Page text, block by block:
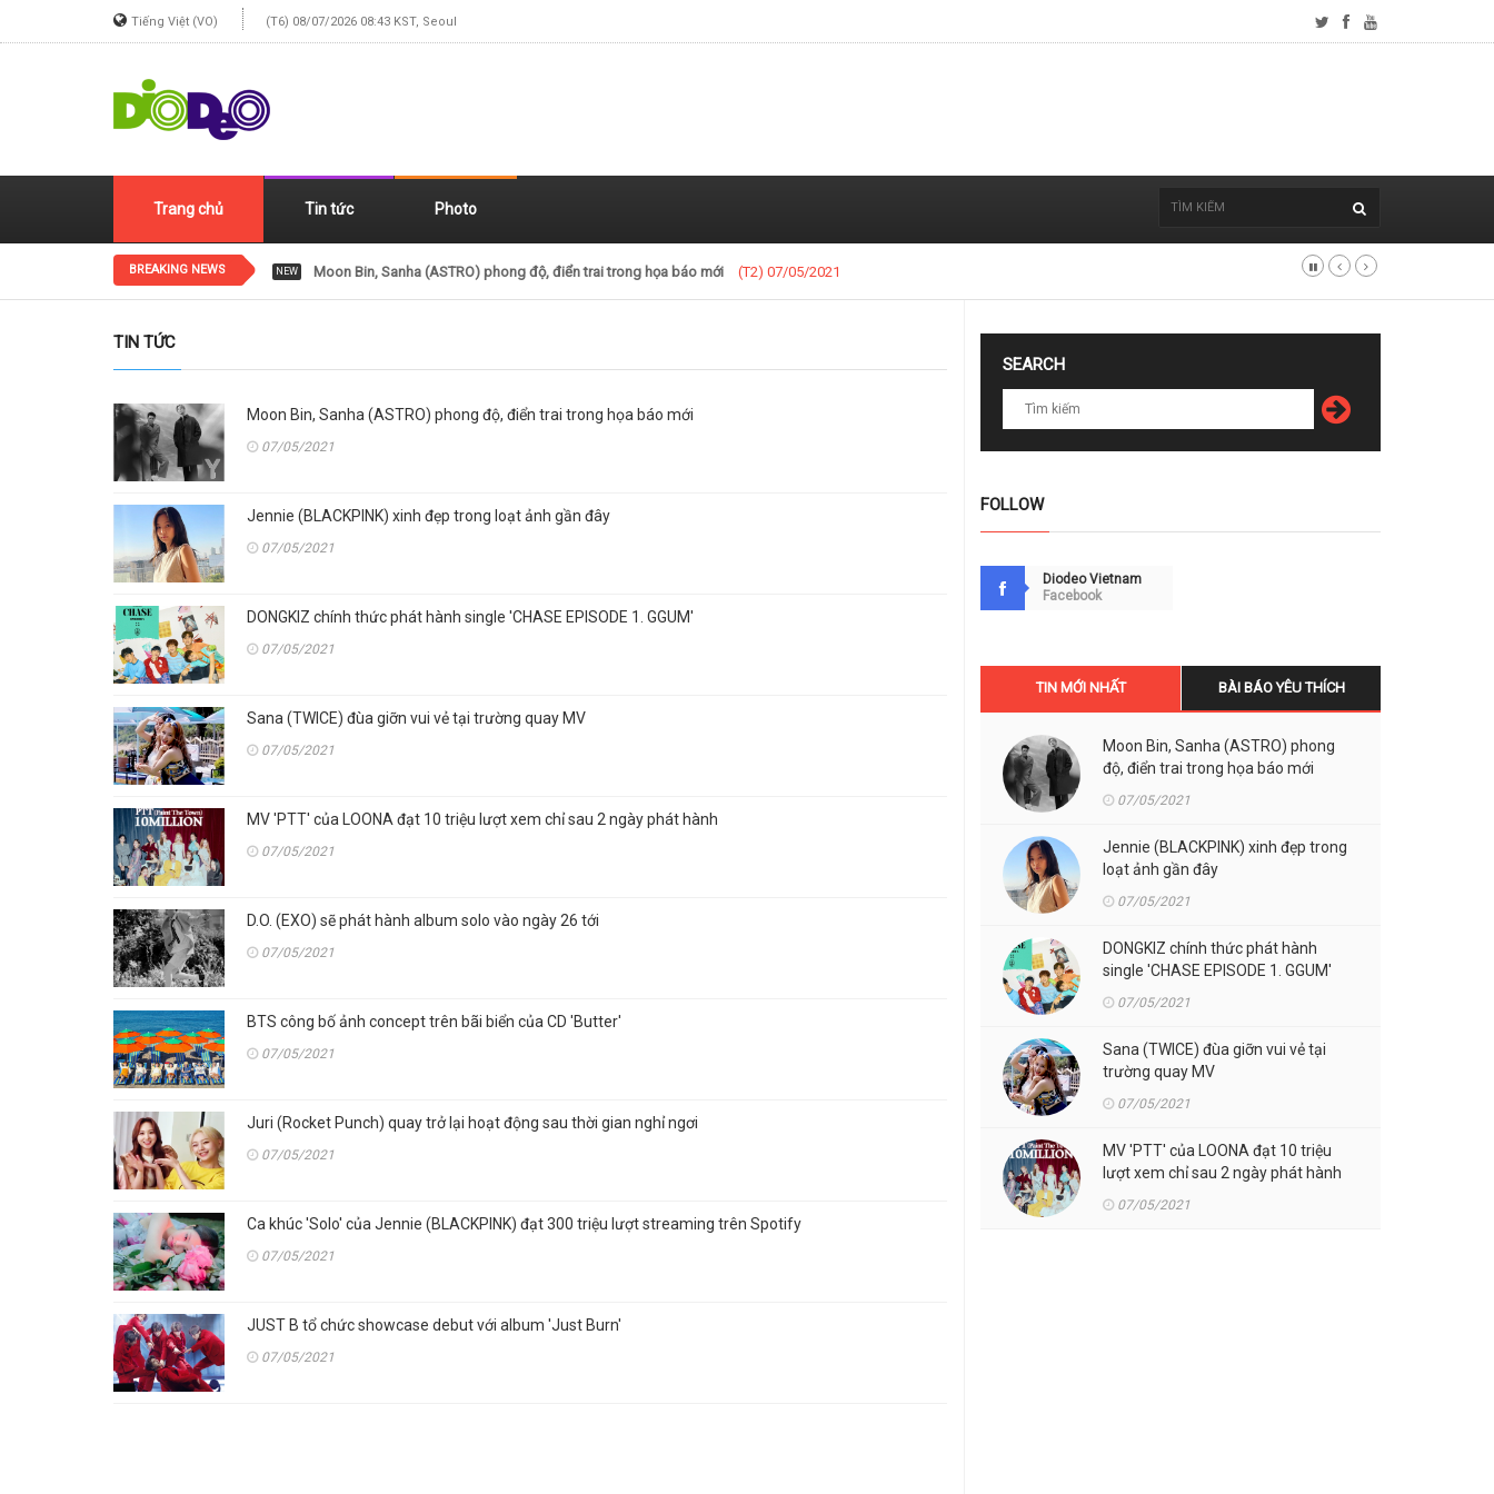
Tiếng Việt (VO) (T6) 08/07/2026 08:43 KST, Seoul
Trang chủ Tin tức Photo
BREAKING NEWS NEW Moon Bin, Sanha (ASTRO) phong độ, điển trai trong họa báo mới (T2) 07/05/2021
TIN TỨC
Moon Bin, Sanha (ASTRO) phong độ, điển trai trong họa báo mới
07/05/2021
Jennie (BLACKPINK) xinh đẹp trong loạt ảnh gần đây
07/05/2021
DONGKIZ chính thức phát hành single 'CHASE EPISODE 1. GGUM'
07/05/2021
Sana (TWICE) đùa giỡn vui vẻ tại trường quay MV
07/05/2021
MV 'PTT' của LOONA đạt 10 triệu lượt xem chỉ sau 2 ngày phát hành
07/05/2021
D.O. (EXO) sẽ phát hành album solo vào ngày 26 tới
07/05/2021
BTS công bố ảnh concept trên bãi biển của CD 'Butter'
07/05/2021
Juri (Rocket Punch) quay trở lại hoạt động sau thời gian nghỉ ngơi
07/05/2021
Ca khúc 'Solo' của Jennie (BLACKPINK) đạt 300 triệu lượt streaming trên Spotify
07/05/2021
JUST B tổ chức showcase debut với album 'Just Burn'
07/05/2021
SEARCH
FOLLOW
Diodeo Vietnam
Facebook
TIN MỚI NHẤT BÀI BÁO YÊU THÍCH
Moon Bin, Sanha (ASTRO) phong
độ, điển trai trong họa báo mới
07/05/2021
Jennie (BLACKPINK) xinh đẹp trong
loạt ảnh gần đây
07/05/2021
DONGKIZ chính thức phát hành
single 'CHASE EPISODE 1. GGUM'
07/05/2021
Sana (TWICE) đùa giỡn vui vẻ tại
trường quay MV
07/05/2021
MV 'PTT' của LOONA đạt 10 triệu
lượt xem chỉ sau 2 ngày phát hành
07/05/2021